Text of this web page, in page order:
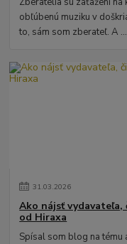
obľúbenú muziku v
to, sám som zberateľ. A
31.03.2026
Ako nájsť
od Hiraxa
Spísal som blog na tému